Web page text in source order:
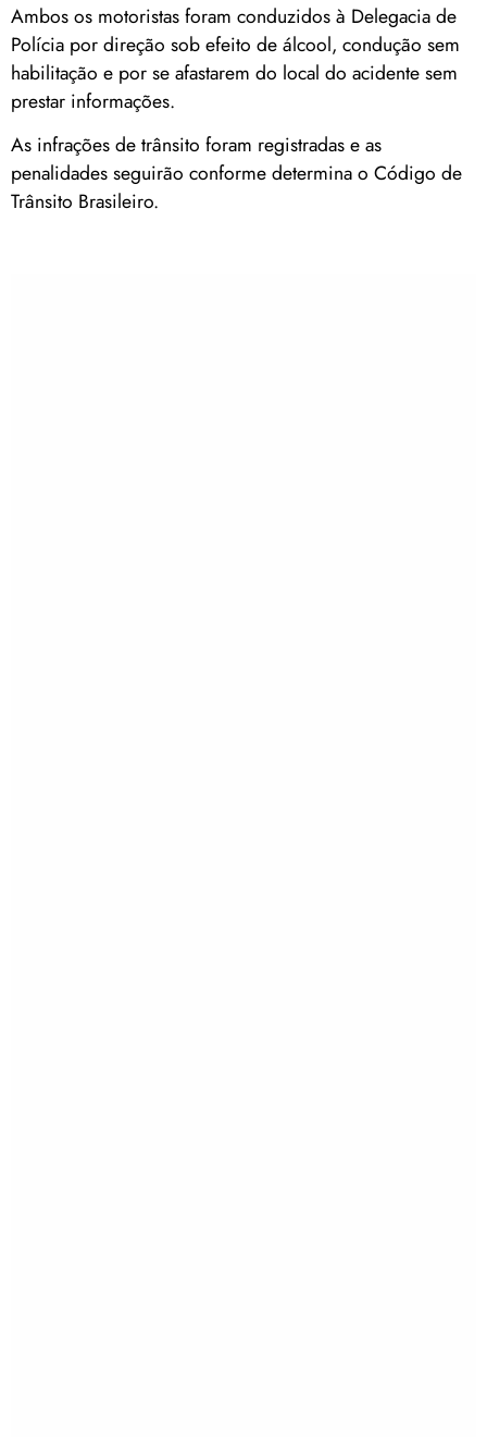
Ambos os motoristas foram conduzidos à Delegacia de
Polícia por direção sob efeito de álcool, condução sem
habilitação e por se afastarem do local do acidente sem
prestar informações.
As infrações de trânsito foram registradas e as
penalidades seguirão conforme determina o Código de
Trânsito Brasileiro.